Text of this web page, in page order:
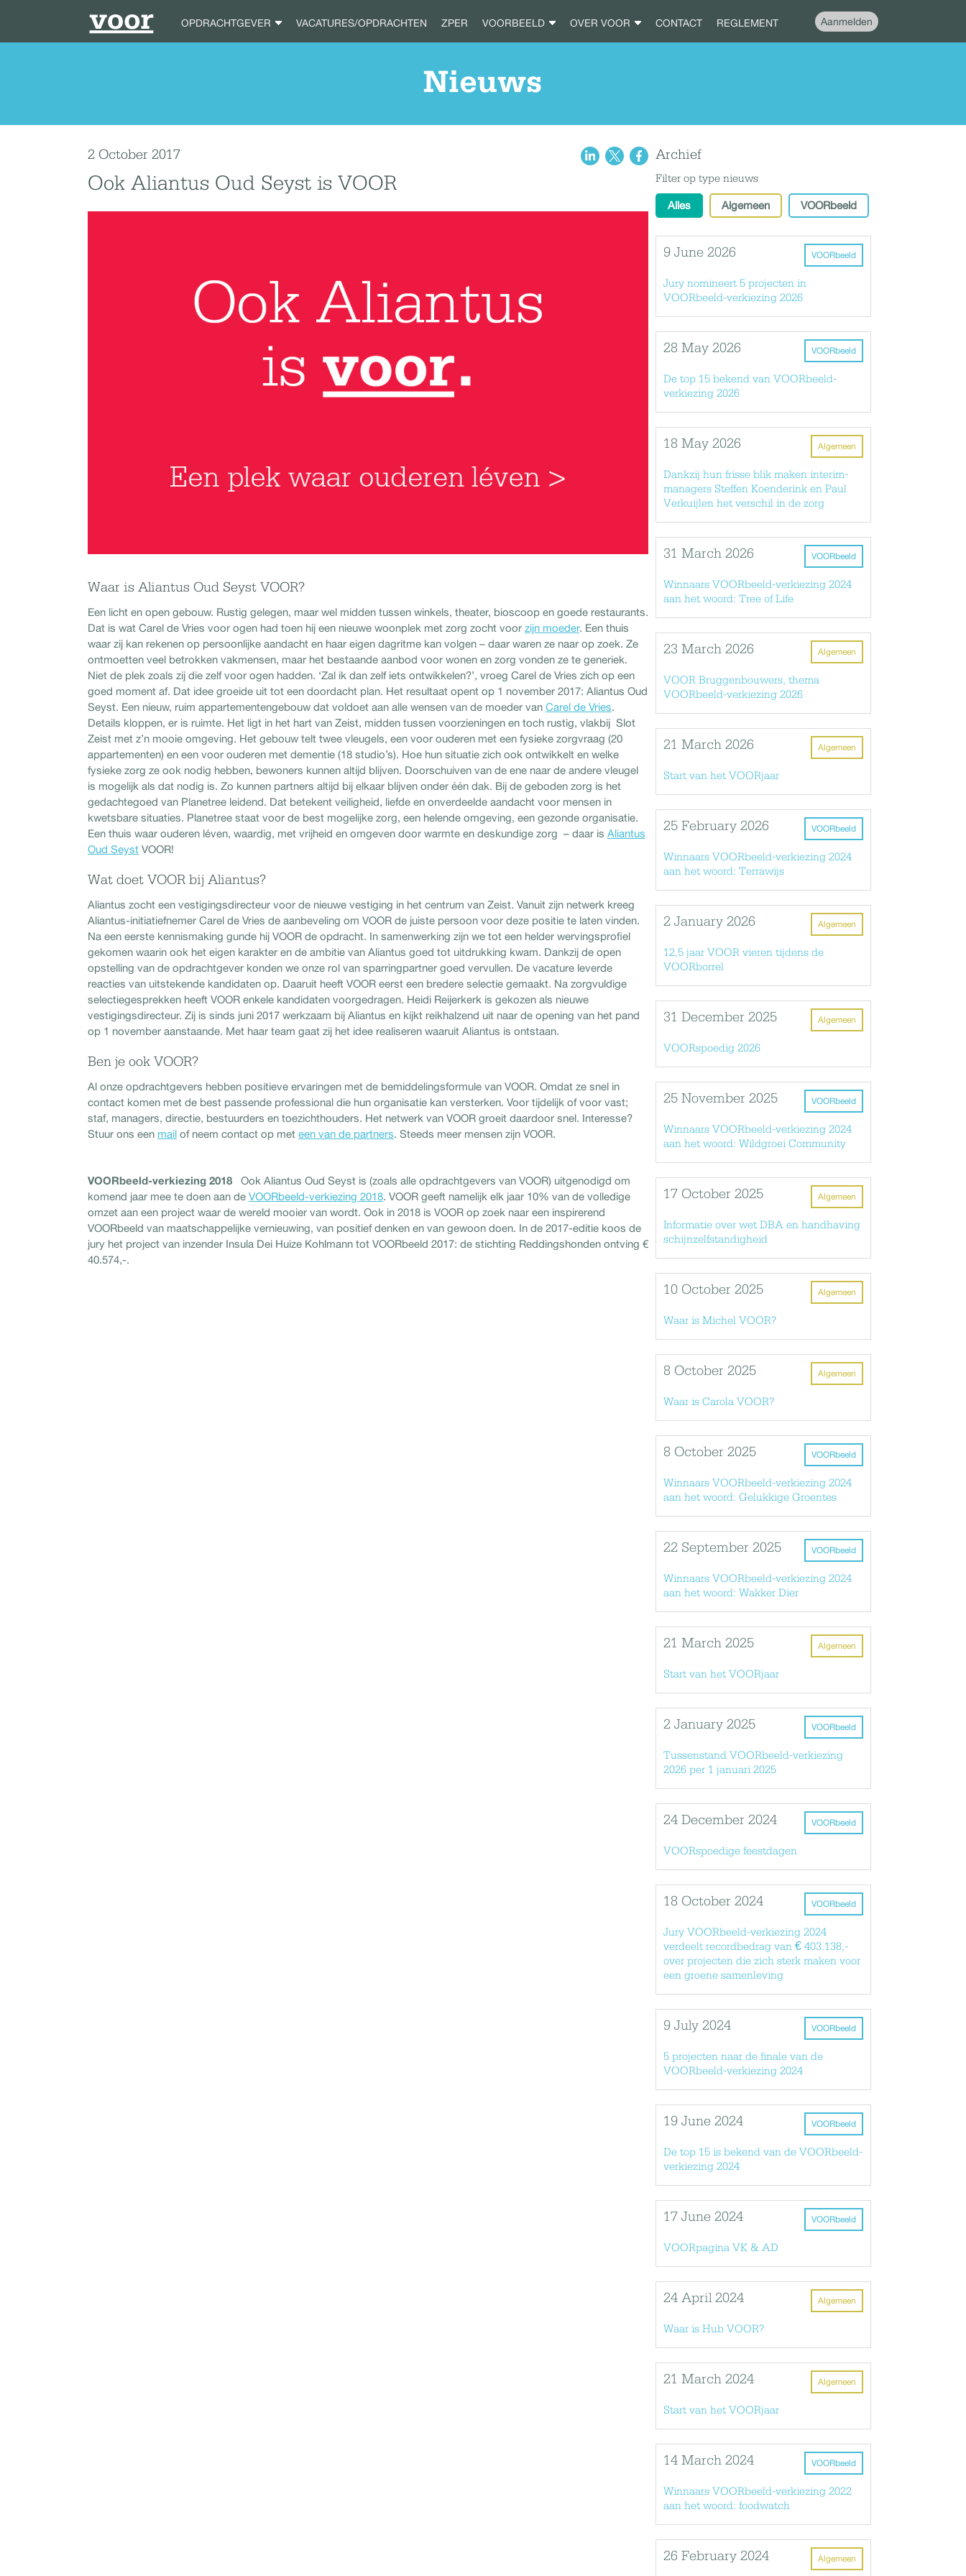
OPDRACHTGEVER VACATURES/OPDRACHTEN ZPER VOORBEELD OVER VOOR CONTACT REGLEMENT Aanmelden
Nieuws
2 October 2017
Ook Aliantus Oud Seyst is VOOR
Waar is Aliantus Oud Seyst VOOR?
Een licht en open gebouw. Rustig gelegen, maar wel midden tussen winkels, theater, bioscoop en goede restaurants.
Dat is wat Carel de Vries voor ogen had toen hij een nieuwe woonplek met zorg zocht voor zijn moeder. Een thuis
waar zij kan rekenen op persoonlijke aandacht en haar eigen dagritme kan volgen – daar waren ze naar op zoek. Ze
ontmoetten veel betrokken vakmensen, maar het bestaande aanbod voor wonen en zorg vonden ze te generiek.
Niet de plek zoals zij die zelf voor ogen hadden. ‘Zal ik dan zelf iets ontwikkelen?’, vroeg Carel de Vries zich op een
goed moment af. Dat idee groeide uit tot een doordacht plan. Het resultaat opent op 1 november 2017: Aliantus Oud
Seyst. Een nieuw, ruim appartementengebouw dat voldoet aan alle wensen van de moeder van Carel de Vries.
Details kloppen, er is ruimte. Het ligt in het hart van Zeist, midden tussen voorzieningen en toch rustig, vlakbij Slot
Zeist met z’n mooie omgeving. Het gebouw telt twee vleugels, een voor ouderen met een fysieke zorgvraag (20
appartementen) en een voor ouderen met dementie (18 studio’s). Hoe hun situatie zich ook ontwikkelt en welke
fysieke zorg ze ook nodig hebben, bewoners kunnen altijd blijven. Doorschuiven van de ene naar de andere vleugel
is mogelijk als dat nodig is. Zo kunnen partners altijd bij elkaar blijven onder één dak. Bij de geboden zorg is het
gedachtegoed van Planetree leidend. Dat betekent veiligheid, liefde en onverdeelde aandacht voor mensen in
kwetsbare situaties. Planetree staat voor de best mogelijke zorg, een helende omgeving, een gezonde organisatie.
Een thuis waar ouderen léven, waardig, met vrijheid en omgeven door warmte en deskundige zorg – daar is Aliantus
Oud Seyst VOOR!
Wat doet VOOR bij Aliantus?
Aliantus zocht een vestigingsdirecteur voor de nieuwe vestiging in het centrum van Zeist. Vanuit zijn netwerk kreeg
Aliantus-initiatiefnemer Carel de Vries de aanbeveling om VOOR de juiste persoon voor deze positie te laten vinden.
Na een eerste kennismaking gunde hij VOOR de opdracht. In samenwerking zijn we tot een helder wervingsprofiel
gekomen waarin ook het eigen karakter en de ambitie van Aliantus goed tot uitdrukking kwam. Dankzij de open
opstelling van de opdrachtgever konden we onze rol van sparringpartner goed vervullen. De vacature leverde
reacties van uitstekende kandidaten op. Daaruit heeft VOOR eerst een bredere selectie gemaakt. Na zorgvuldige
selectiegesprekken heeft VOOR enkele kandidaten voorgedragen. Heidi Reijerkerk is gekozen als nieuwe
vestigingsdirecteur. Zij is sinds juni 2017 werkzaam bij Aliantus en kijkt reikhalzend uit naar de opening van het pand
op 1 november aanstaande. Met haar team gaat zij het idee realiseren waaruit Aliantus is ontstaan.
Ben je ook VOOR?
Al onze opdrachtgevers hebben positieve ervaringen met de bemiddelingsformule van VOOR. Omdat ze snel in
contact komen met de best passende professional die hun organisatie kan versterken. Voor tijdelijk of voor vast;
staf, managers, directie, bestuurders en toezichthouders. Het netwerk van VOOR groeit daardoor snel. Interesse?
Stuur ons een mail of neem contact op met een van de partners. Steeds meer mensen zijn VOOR.
VOORbeeld-verkiezing 2018
Ook Aliantus Oud Seyst is (zoals alle opdrachtgevers van VOOR) uitgenodigd om
komend jaar mee te doen aan de VOORbeeld-verkiezing 2018. VOOR geeft namelijk elk jaar 10% van de volledige
omzet aan een project waar de wereld mooier van wordt. Ook in 2018 is VOOR op zoek naar een inspirerend
VOORbeeld van maatschappelijke vernieuwing, van positief denken en van gewoon doen. In de 2017-editie koos de
jury het project van inzender Insula Dei Huize Kohlmann tot VOORbeeld 2017: de stichting Reddingshonden ontving €
40.574,-.
Archief
Filter op type nieuws
Alles Algemeen VOORbeeld
VOORbeeld
9 June 2026
Jury nomineert 5 projecten in
VOORbeeld-verkiezing 2026
VOORbeeld
28 May 2026
De top 15 bekend van VOORbeeld-
verkiezing 2026
Algemeen
18 May 2026
Dankzij hun frisse blik maken interim-
managers Steffen Koenderink en Paul
Verkuijlen het verschil in de zorg
VOORbeeld
31 March 2026
Winnaars VOORbeeld-verkiezing 2024
aan het woord: Tree of Life
Algemeen
23 March 2026
VOOR Bruggenbouwers, thema
VOORbeeld-verkiezing 2026
Algemeen
21 March 2026
Start van het VOORjaar
VOORbeeld
25 February 2026
Winnaars VOORbeeld-verkiezing 2024
aan het woord: Terrawijs
Algemeen
2 January 2026
12,5 jaar VOOR vieren tijdens de
VOORborrel
Algemeen
31 December 2025
VOORspoedig 2026
VOORbeeld
25 November 2025
Winnaars VOORbeeld-verkiezing 2024
aan het woord: Wildgroei Community
Algemeen
17 October 2025
Informatie over wet DBA en handhaving
schijnzelfstandigheid
Algemeen
10 October 2025
Waar is Michel VOOR?
Algemeen
8 October 2025
Waar is Carola VOOR?
VOORbeeld
8 October 2025
Winnaars VOORbeeld-verkiezing 2024
aan het woord: Gelukkige Groentes
VOORbeeld
22 September 2025
Winnaars VOORbeeld-verkiezing 2024
aan het woord: Wakker Dier
Algemeen
21 March 2025
Start van het VOORjaar
VOORbeeld
2 January 2025
Tussenstand VOORbeeld-verkiezing
2026 per 1 januari 2025
VOORbeeld
24 December 2024
VOORspoedige feestdagen
VOORbeeld
18 October 2024
Jury VOORbeeld-verkiezing 2024
verdeelt recordbedrag van € 403.138,-
over projecten die zich sterk maken voor
een groene samenleving
VOORbeeld
9 July 2024
5 projecten naar de finale van de
VOORbeeld-verkiezing 2024
VOORbeeld
19 June 2024
De top 15 is bekend van de VOORbeeld-
verkiezing 2024
VOORbeeld
17 June 2024
VOORpagina VK & AD
Algemeen
24 April 2024
Waar is Hub VOOR?
Algemeen
21 March 2024
Start van het VOORjaar
VOORbeeld
14 March 2024
Winnaars VOORbeeld-verkiezing 2022
aan het woord: foodwatch
Algemeen
26 February 2024